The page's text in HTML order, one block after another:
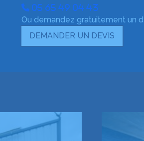
05 65 49 04 43
Ou demandez gratuitement un
DEMANDER UN DEVIS